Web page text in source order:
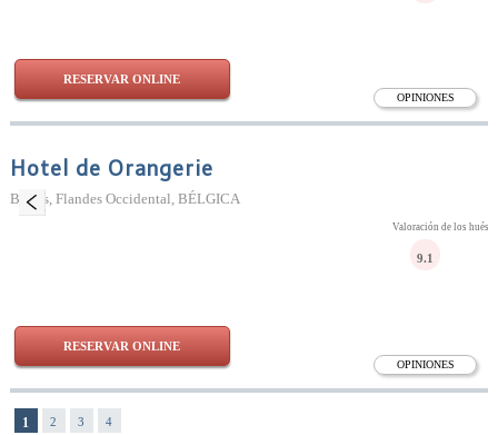
OPINIONES
RESERVAR ONLINE
Hotel de Orangerie
Brujas, Flandes Occidental, BÉLGICA
OPINIONES
Valoración de los
9.1
RESERVAR ONLINE
1 2 3 4